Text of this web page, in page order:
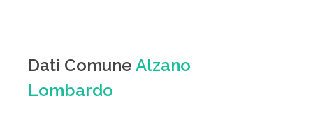
Dati Comune Alzano
Lombardo